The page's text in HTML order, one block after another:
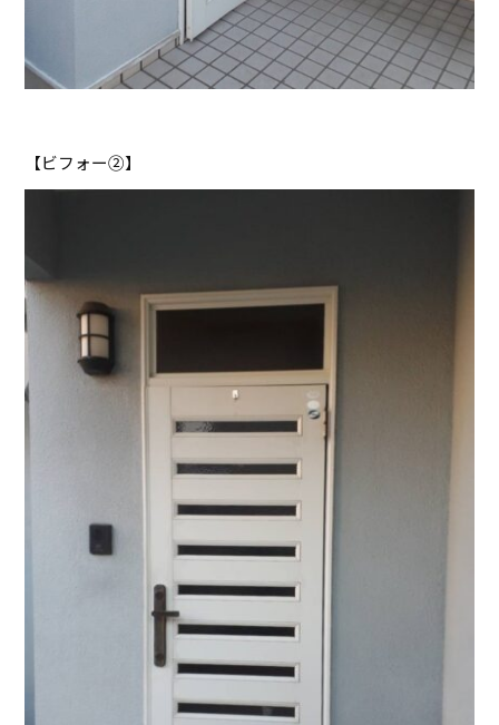
【ビフォー②】